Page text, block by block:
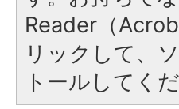
Reader（
リックして、
トールしてくだ